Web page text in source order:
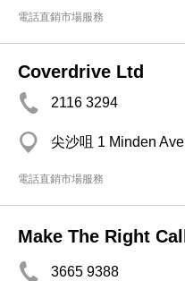
電話直銷市場服務
Coverdrive Ltd
2116 3294
尖沙咀 1 Minden Ave
電話直銷市場服務
Make The Right Call
3665 9388